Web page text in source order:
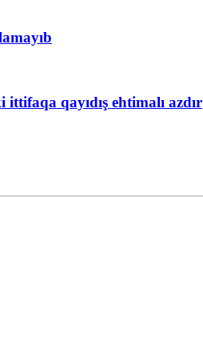
qayıdış ehtimalı azdır